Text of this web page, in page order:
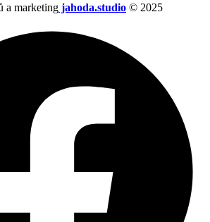
a marketing jahoda.studio © 2025